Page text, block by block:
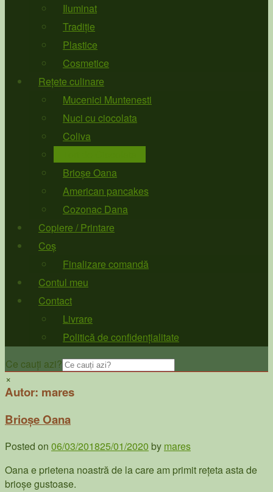
Iluminat
Tradiție
Plastice
Cosmetice
Rețete culinare
Mucenici Muntenesti
Nuci cu ciocolata
Coliva
Brioșe Oana
American pancakes
Cozonac Dana
Copiere / Printare
Coș
Finalizare comandă
Contul meu
Contact
Livrare
Politică de confidențialitate
Ce cauți azi?
×
Autor: mares
Brioșe Oana
Posted on 06/03/201825/01/2020 by mares
Oana e prietena noastră de la care am primit rețeta asta de
brioșe gustoase.